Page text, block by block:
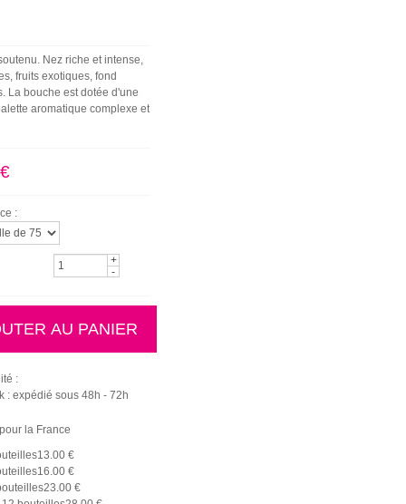
Nez riche et intense,
fruits exotiques, fond
La bouche est dotée d'une
aromatique complexe et
:
-
+
:
: expédié sous 48h - 72h
la France
13.00 €
16.00 €
23.00 €